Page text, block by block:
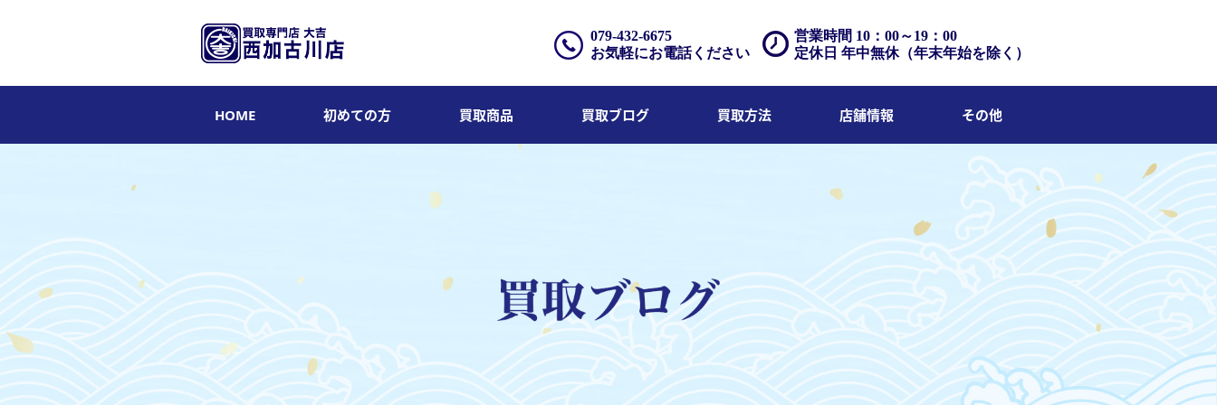
営業時間 10：00～19：00
定休日 年中無休（年末年始を除く）
079-432-6675
お気軽にお電話ください
HOME 初めての方 買取商品 買取ブログ 買取方法 店舗情報 その他